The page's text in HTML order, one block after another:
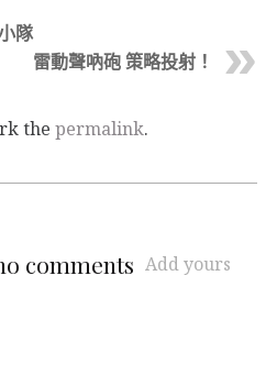
隊
雷動聲吶砲 策略投射！
the permalink.
comments Add yours